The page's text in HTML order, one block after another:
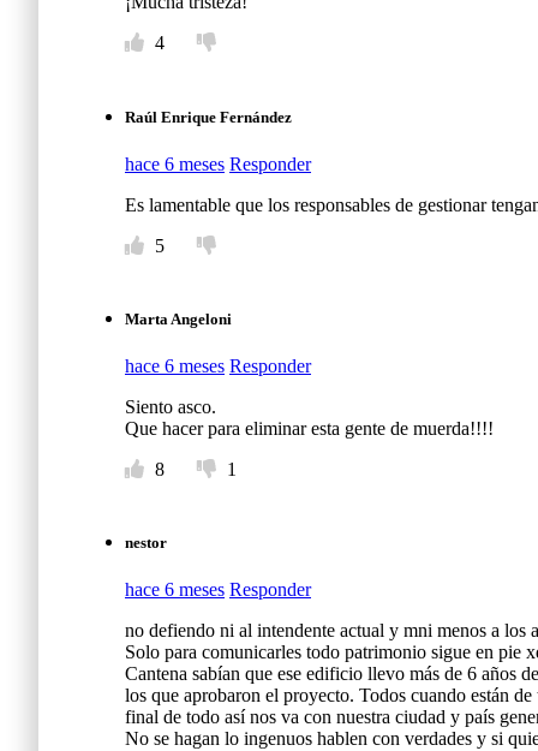
4
Raúl Enrique Fernández
hace 6 meses Responder
Es lamentable que los responsables de gestionar
5
Marta Angeloni
hace 6 meses Responder
Siento asco.
Que hacer para eliminar esta gente de muerda!!!!
8
1
nestor
hace 6 meses Responder
no defiendo ni al intendente actual y mni menos a los
Solo para comunicarles todo patrimonio sigue en pie
Cantena sabían que ese edificio llevo más de 6 años
los que aprobaron el proyecto. Todos cuando están
final de todo así nos va con nuestra ciudad y país
No se hagan lo ingenuos hablen con verdades y si